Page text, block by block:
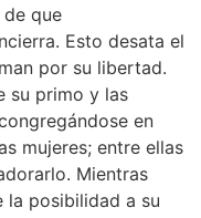
que
Esto desata el
por su libertad.
su primo y las
en
mujeres; entre ellas
Mientras
la posibilidad a su